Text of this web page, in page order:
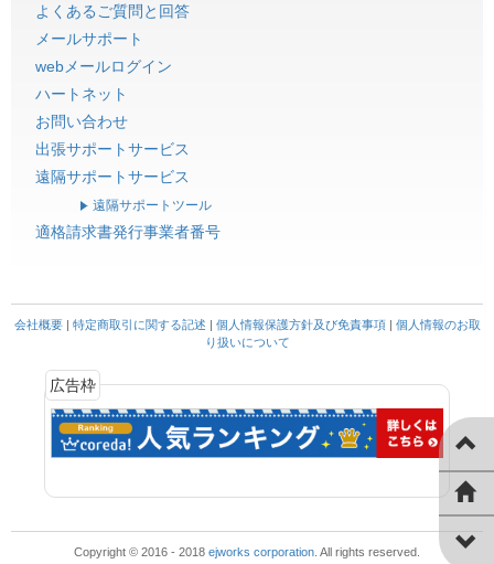
よくあるご質問と回答
メールサポート
webメールログイン
ハートネット
お問い合わせ
出張サポートサービス
遠隔サポートサービス
遠隔サポートツール
適格請求書発行事業者番号
会社概要| 特定商取引に関する記述 個人情報保護方針及び免責事項| 個人情報のお取
り扱いについて
Copyright © 2016 - 2018 ejworks corporation. All rights reserved.